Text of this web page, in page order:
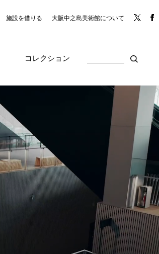
施設を借りる 大阪中之島美術館について
コレクション